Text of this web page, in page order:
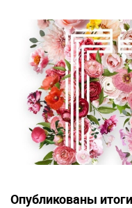
Опубликованы